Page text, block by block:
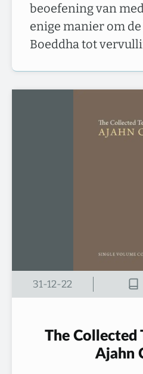
beoefening van
enige manier om
Boeddha tot
31-12-22
The Collected
Ajahn